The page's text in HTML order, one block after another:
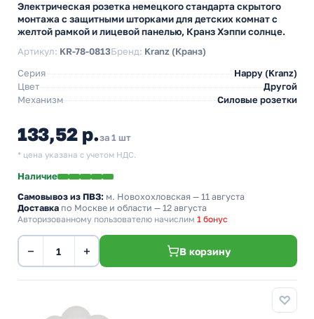
Электрическая розетка немецкого стандарта скрытого
монтажа с защитными шторками для детских комнат с
желтой рамкой и лицевой панелью, Кранз Хэппи солнце.
Артикул: KR-78-0813Бренд: Kranz (Кранз)
Серия
Happy (Kranz)
Цвет
Другой
Механизм
Силовые розетки
133,52 р.за 1 шт
* цена указана с учетом НДС.
Наличие
Самовывоз из ПВЗ: м. Новохохловская — 11 августа
Доставка по Москве и области — 12 августа
Авторизованному пользователю начислим 1 бонус
− + В корзину